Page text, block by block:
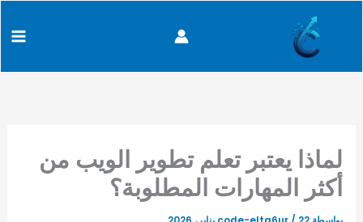
لماذا يعتبر تعلم تطوير الويب من
أكثر المهارات المطلوبة؟
بريدك
الإلكتروني...